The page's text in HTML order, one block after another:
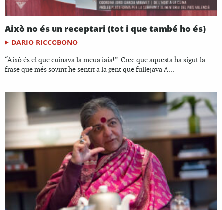
Això no és un receptari (tot i que també ho és)
DARIO RICCOBONO
“Això és el que cuinava la meua iaia!”. Crec que aquesta ha sigut la
frase que més sovint he sentit a la gent que fullejava A...